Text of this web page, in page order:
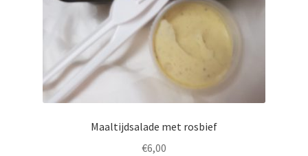
Maaltijdsalade met rosbief
€6,00